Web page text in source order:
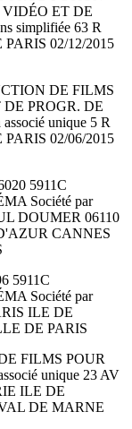
ET DE
simplifiée 63 R
02/12/2015
DE FILMS
PROGR. DE
unique 5 R
02/06/2015
5911C
Société par
DOUMER 06110
CANNES
5911C
Société par
ILE DE
DE PARIS
FILMS POUR
unique 23 AV
ILE DE
DE MARNE